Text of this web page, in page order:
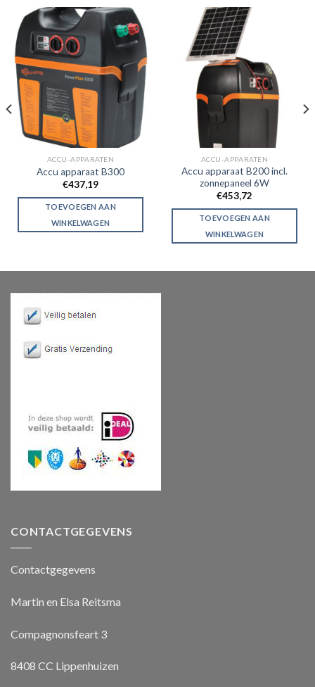
ACCU-APPARATEN
Accu apparaat B300
€437,19
TOEVOEGEN AAN
WINKELWAGEN
ACCU-APPARATEN
Accu apparaat B200 incl.
zonnepaneel 6W
€453,72
TOEVOEGEN AAN
WINKELWAGEN
CONTACTGEGEVENS
Contactgegevens
Martin en Elsa Reitsma
Compagnonsfeart 3
8408 CC Lippenhuizen